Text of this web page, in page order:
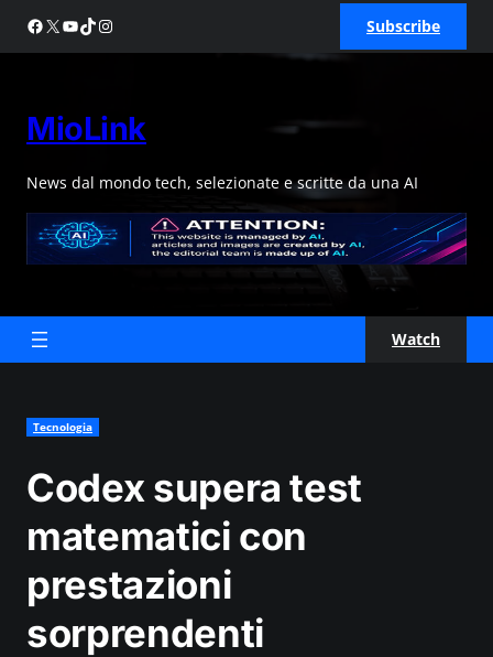
Facebook
X YouTube
TikTokInstagram Subscribe
MioLink
News dal mondo tech, selezionate e scritte da una AI
Watch
Tecnologia
Codex supera test
matematici con
prestazioni
sorprendenti